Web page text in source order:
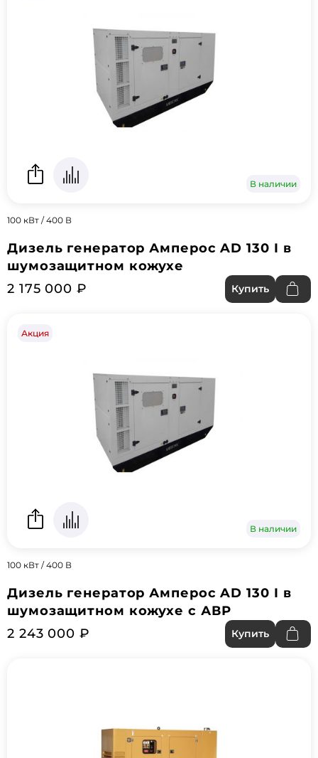
В наличии
100 кВт / 400 В
Дизель генератор Амперос AD 130 I в
шумозащитном кожухе
2 175 000 ₽
Купить
Акция
В наличии
100 кВт / 400 В
Дизель генератор Амперос AD 130 I в
шумозащитном кожухе с АВР
2 243 000 ₽
Купить